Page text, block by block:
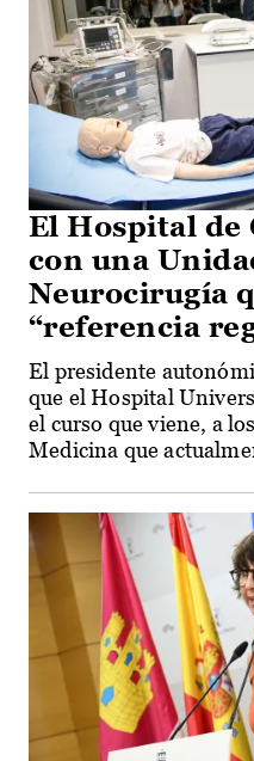
El Hospital de
con una
Neurocirugía
“referencia
El presidente
que el Hospital
el curso que viene, a
Medicina que